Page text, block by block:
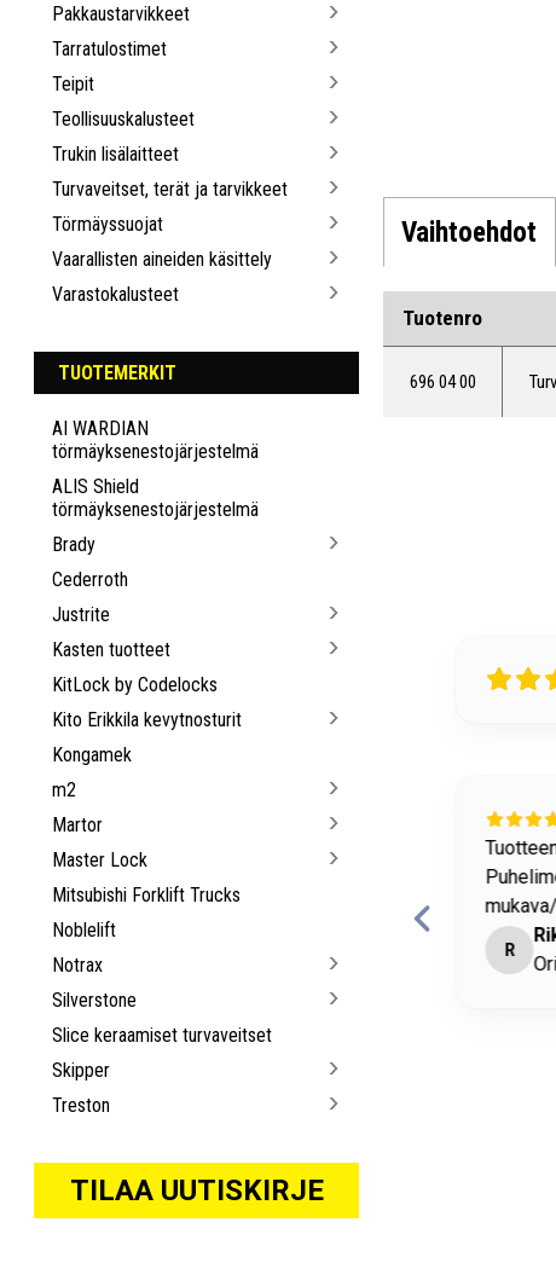
Pakkaustarvikkeet
Tarratulostimet
Teipit
Teollisuuskalusteet
Trukin lisälaitteet
Turvaveitset, terät ja tarvikkeet
Törmäyssuojat
Vaarallisten aineiden käsittely
Varastokalusteet
TUOTEMERKIT
AI WARDIAN
törmäyksenestojärjestelmä
ALIS Shield
törmäyksenestojärjestelmä
Brady
Cederroth
Justrite
Kasten tuotteet
KitLock by Codelocks
Kito Erikkila kevytnosturit
Kongamek
m2
Martor
Master Lock
Mitsubishi Forklift Trucks
Noblelift
Notrax
Silverstone
Slice keraamiset turvaveitset
Skipper
Treston
TILAA UUTISKIRJE
Vaihtoehdot
Tuotenro
696 04 00
23 days ago
liittyviä tavaroita löytyy hyvin.
Matikainen
• Convion Oy
R